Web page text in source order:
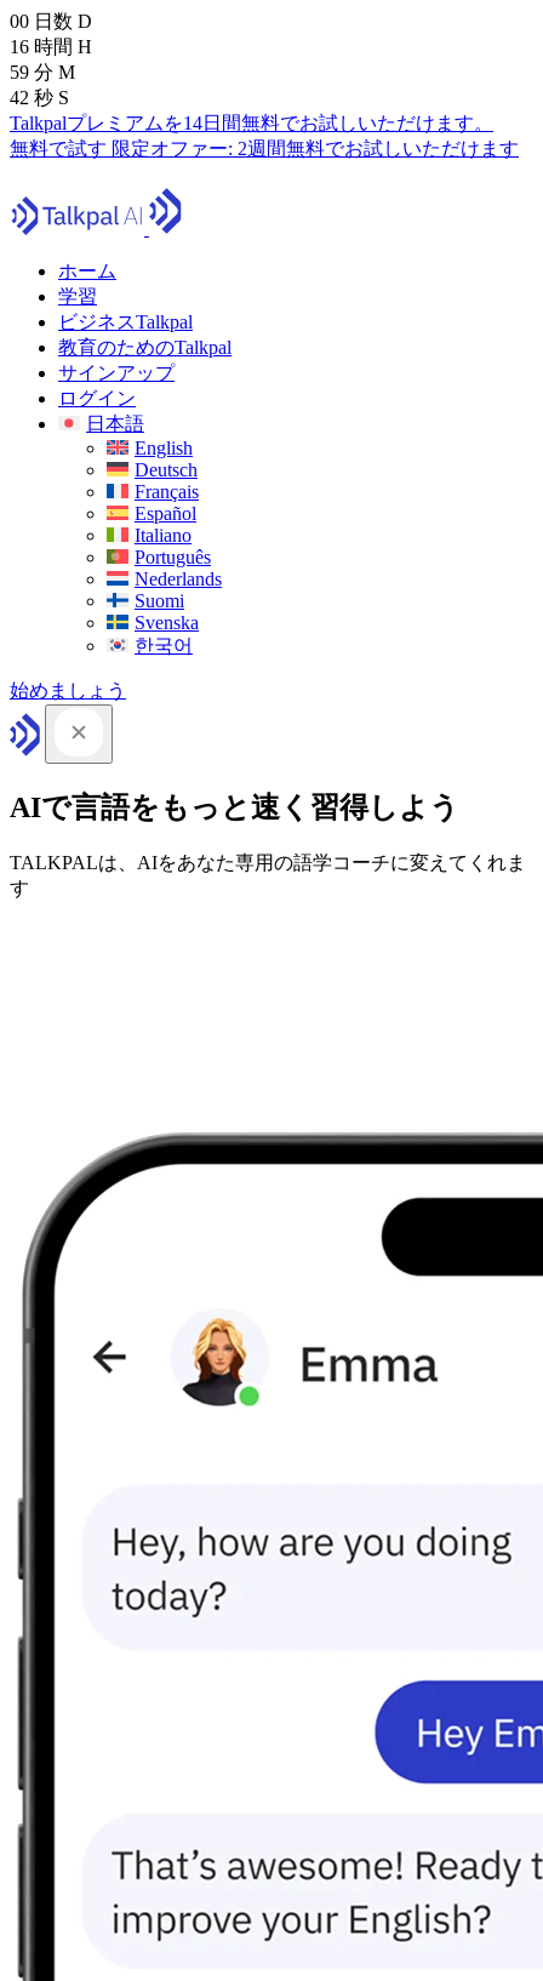
00 日数 D
16 時間 H
59 分 M
41 秒 S
Talkpalプレミアムを14日間無料でお試しいただけます。
無料で試す 限定オファー: 2週間無料でお試しいただけます
ホーム
学習
ビジネスTalkpal
教育のためのTalkpal
サインアップ
ログイン
日本語
English
Deutsch
Français
Español
Italiano
Português
Nederlands
Suomi
Svenska
한국어
始めましょう
AIで言語をもっと速く習得しよう
TALKPALは、AIをあなた専用の語学コーチに変えてくれま
す